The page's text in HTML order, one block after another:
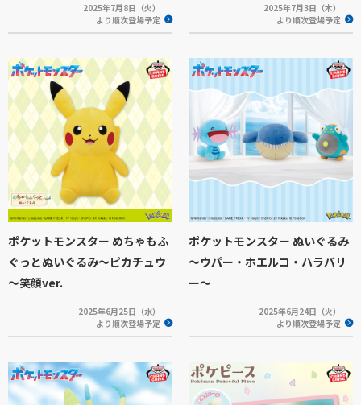
2025年7月8日（火）
より順次登場予定
2025年7月3日（木）
より順次登場予定
ポケットモンスター めちゃもふ
ぐっとぬいぐるみ～ピカチュウ
～笑顔ver.
2025年6月25日（水）
より順次登場予定
ポケットモンスター ぬいぐるみ
～ウパー・ホエルコ・ハラバリ
ー～
2025年6月24日（火）
より順次登場予定